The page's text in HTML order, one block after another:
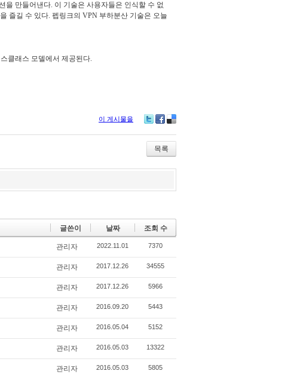
을 만들어낸다. 이 기술은 사용자들은 인식할 수 없
즐길 수 있다. 펩링크의 VPN 부하분산 기술은 오늘
클래스 모델에서 제공된다.
이 게시물을
bo
ok
ou
s
목록
글쓴이 날짜 조회 수
관리자 2022.11.01 7370
관리자 2017.12.26 34555
관리자 2017.12.26 5966
관리자 2016.09.20 5443
관리자 2016.05.04 5152
관리자 2016.05.03 13322
관리자 2016.05.03 5805